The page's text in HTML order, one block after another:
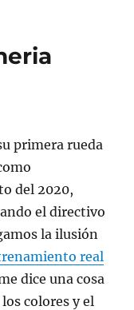
primera rueda
del 2020,
el directivo
la ilusión
real
dice una cosa
colores y el